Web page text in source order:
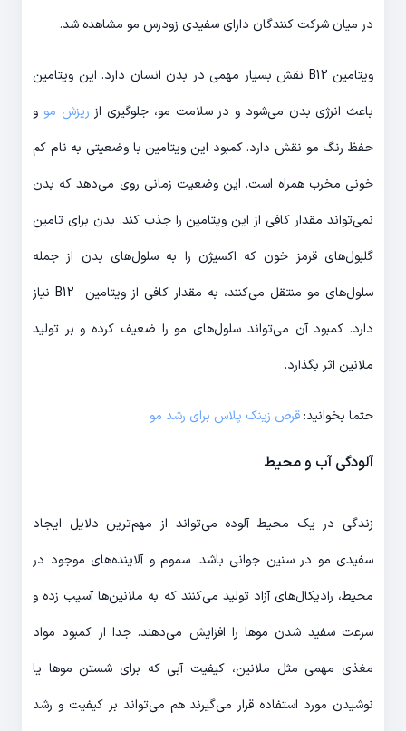
در میان شرکت کنندگان دارای سفیدی زودرس مو مشاهده شد.
ویتامین B12 نقش بسیار مهمی در بدن انسان دارد. این ویتامین
باعث انرژی بدن می‌شود و در سلامت مو، جلوگیری از ریزش مو و
حفظ رنگ مو نقش دارد. کمبود این ویتامین با وضعیتی به نام کم
خونی مخرب همراه است. این وضعیت زمانی روی می‌دهد که بدن
نمی‌تواند مقدار کافی از این ویتامین‌ را جذب کند. بدن برای تامین
گلبول‌های قرمز خون که اکسیژن را به سلول‌های بدن از جمله
سلول‌های مو منتقل می‌کنند، به مقدار کافی از ویتامین B12 نیاز
دارد. کمبود آن می‌تواند سلول‌های مو را ضعیف کرده و بر تولید
ملانین اثر بگذارد.
حتما بخوانید:قرص زینک پلاس برای رشد مو
آلودگی آب و محیط
زندگی در یک محیط آلوده می‌تواند از مهم‌ترین دلایل ایجاد
سفیدی مو در سنین جوانی باشد. سموم و آلاینده‌های موجود در
محیط، رادیکال‌های آزاد تولید می‌کنند که به ملانین‌ها آسیب زده و
سرعت سفید شدن موها را افزایش می‌دهند. جدا از کمبود مواد
مغذی مهمی مثل ملانین، کیفیت آبی که برای شستن موها یا
نوشیدن مورد استفاده قرار می‌گیرند هم می‌تواند بر کیفیت و رشد